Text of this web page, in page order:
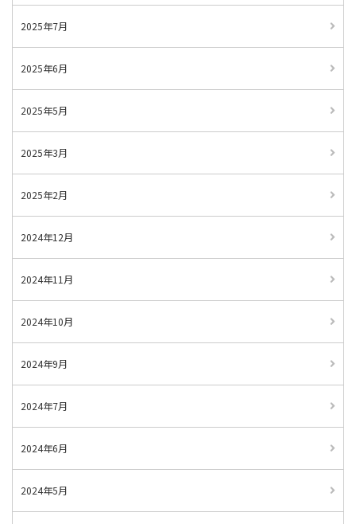
2025年7月
2025年6月
2025年5月
2025年3月
2025年2月
2024年12月
2024年11月
2024年10月
2024年9月
2024年7月
2024年6月
2024年5月